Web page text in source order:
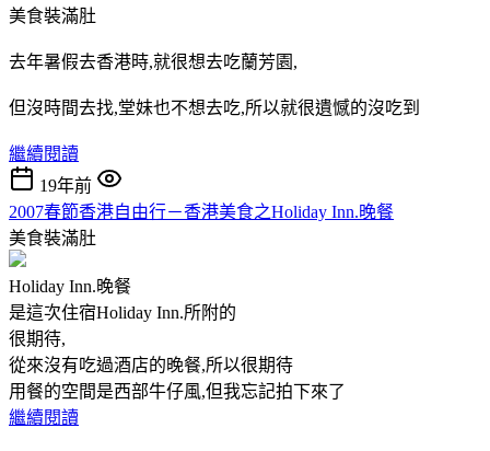
美食裝滿肚
去年暑假去香港時,就很想去吃蘭芳園,
但沒時間去找,堂妹也不想去吃,所以就很遺憾的沒吃到
繼續閱讀
19年前
2007春節香港自由行－香港美食之Holiday Inn.晚餐
美食裝滿肚
Holiday Inn.晚餐
是這次住宿Holiday Inn.所附的
很期待,
從來沒有吃過酒店的晚餐,所以很期待
用餐的空間是西部牛仔風,但我忘記拍下來了
繼續閱讀